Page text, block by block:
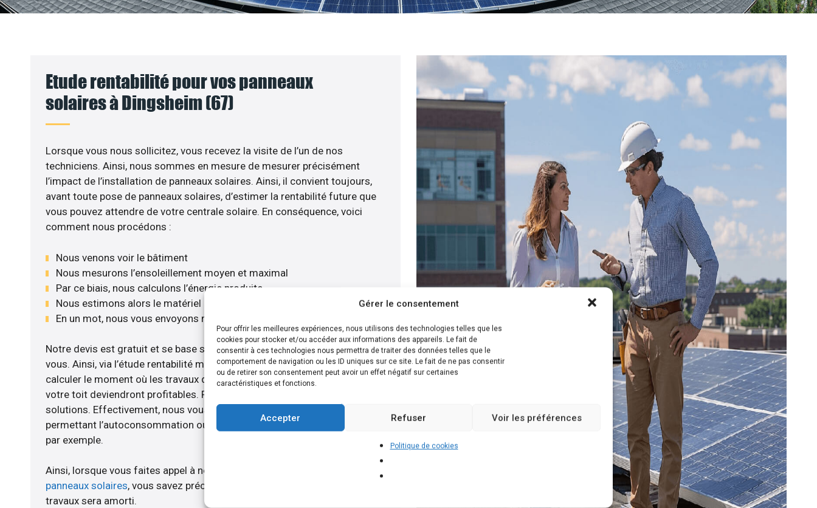
Gérer le consentement
Pour offrir les meilleures expériences, nous utilisons des technologies telles que les
cookies pour stocker et/ou accéder aux informations des appareils. Le fait de
consentir à ces technologies nous permettra de traiter des données telles que le
comportement de navigation ou les ID uniques sur ce site. Le fait de ne pas consentir
ou de retirer son consentement peut avoir un effet négatif sur certaines
caractéristiques et fonctions.
Accepter Refuser Voir les préférences
Politique de cookies
Etude rentabilité pour vos panneaux
solaires à Dingsheim (67)
Lorsque vous nous sollicitez, vous recevez la visite de l’un de nos
techniciens. Ainsi, nous sommes en mesure de mesurer précisément
l’impact de l’installation de panneaux solaires. Ainsi, il convient toujours,
avant toute pose de panneaux solaires, d’estimer la rentabilité future que
vous pouvez attendre de votre centrale solaire. En conséquence, voici
comment nous procédons :
Nous venons voir le bâtiment
Nous mesurons l’ensoleillement moyen et maximal
Par ce biais, nous calculons l’énergie produite
Nous estimons alors le matériel le plus adéquat
En un mot, nous vous envoyons notre devis gratuitement
Notre devis est gratuit et se base sur la configuration la plus efficace pour
vous. Ainsi, via l’étude rentabilité menée, nous sommes en mesure de
calculer le moment où les travaux d’installation de panneaux solaire sur
votre toit deviendront profitables. Pour cela, nous disposons de plusieurs
solutions. Effectivement, nous vous proposons un branchement
permettant l’autoconsommation ou l’alimentation de batteries solaires,
par exemple.
Ainsi, lorsque vous faites appel à notre structure pour installer vos
panneaux solaires, vous savez précisément au moment où le coût des
travaux sera amorti.